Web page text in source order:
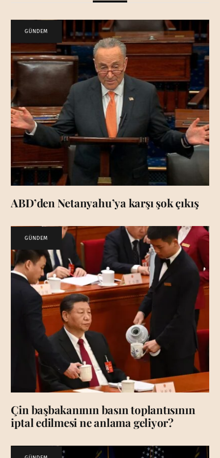
GÜNDEM
ABD’den Netanyahu’ya karşı şok çıkış
GÜNDEM
Çin başbakanının basın toplantısının
iptal edilmesi ne anlama geliyor?